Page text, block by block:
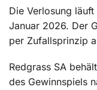
Die Verlosung
Januar 2026. Der
per Zufallsprinzip
Redgrass SA
des Gewinnspiels